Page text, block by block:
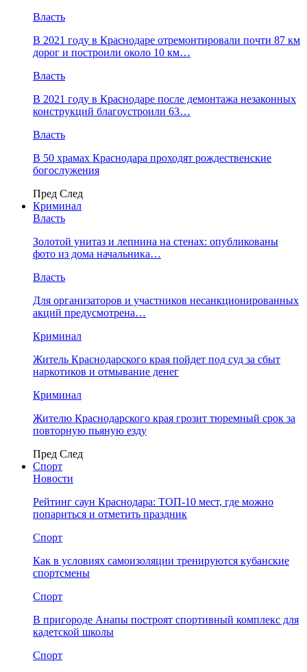
Власть
В 2021 году в Краснодаре отремонтировали почти 87 км
дорог и построили около 10 км…
Власть
В 2021 году в Краснодаре после демонтажа незаконных
конструкций благоустроили 63…
Власть
В 50 храмах Краснодара проходят рождественские
богослужения
Пред След
Криминал
Власть
​Золотой унитаз и лепнина на стенах: опубликованы
фото из дома начальника…
Власть
Для организаторов и участников несанкционированных
акций предусмотрена…
Криминал
Житель Краснодарского края пойдет под суд за сбыт
наркотиков и отмывание денег
Криминал
Жителю Краснодарского края грозит тюремный срок за
повторную пьяную езду
Пред След
Спорт
Новости
Рейтинг саун Краснодара: ТОП-10 мест, где можно
попариться и отметить праздник
Спорт
Как в условиях самоизоляции тренируются кубанские
спортсмены
Спорт
В пригороде Анапы построят спортивный комплекс для
кадетской школы
Спорт